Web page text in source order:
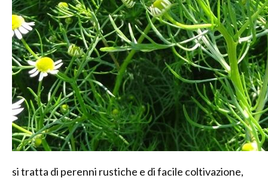
si tratta di perenni rustiche e di facile coltivazione,